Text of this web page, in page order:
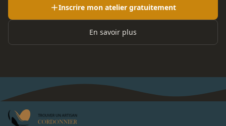
Inscrire mon atelier gratuitement
En savoir plus